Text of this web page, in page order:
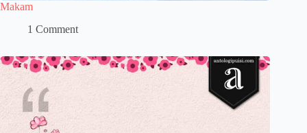
Makam
1 Comment